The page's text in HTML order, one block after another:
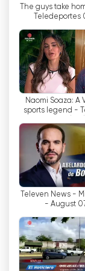
इसके अलावा,
वेनेजुएला के
Televen Tv
The guys take
Naomi Soaza: A
sports legend -
Televen News -
- August